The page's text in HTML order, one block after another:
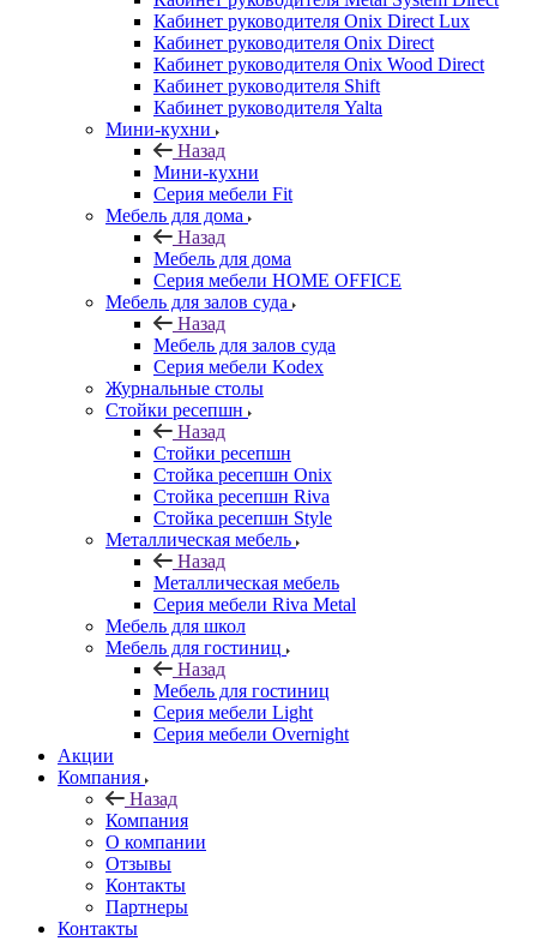
Кабинет руководителя Onix Direct Lux
Кабинет руководителя Onix Direct
Кабинет руководителя Onix Wood Direct
Кабинет руководителя Shift
Кабинет руководителя Yalta
Мини-кухни
Назад
Мини-кухни
Серия мебели Fit
Мебель для дома
Назад
Мебель для дома
Серия мебели HOME OFFICE
Мебель для залов суда
Назад
Мебель для залов суда
Серия мебели Kodex
Журнальные столы
Стойки ресепшн
Назад
Стойки ресепшн
Стойка ресепшн Onix
Стойка ресепшн Riva
Стойка ресепшн Style
Металлическая мебель
Назад
Металлическая мебель
Серия мебели Riva Metal
Мебель для школ
Мебель для гостиниц
Назад
Мебель для гостиниц
Серия мебели Light
Серия мебели Overnight
Акции
Компания
Назад
Компания
О компании
Отзывы
Контакты
Партнеры
Контакты